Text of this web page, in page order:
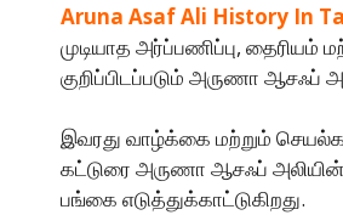
Aruna Asaf Ali History In
முடியாத அர்ப்பணிப்பு, தைரியம்
குறிப்பிடப்படும் அருணா ஆசஃப்
இவரது வாழ்க்கை மற்றும்
கட்டுரை அருணா ஆசஃப்
பங்கை எடுத்துக்காட்டுகிறது.